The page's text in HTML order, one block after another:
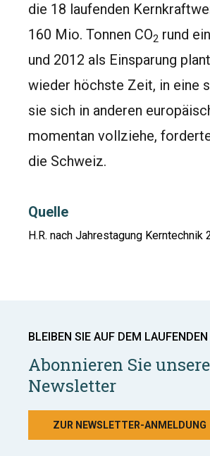
die 18 laufenden
160 Mio. Tonnen CO2 rund
und 2012 als Einsparung
wieder höchste Zeit, in eine
sie sich in anderen
momentan vollziehe,
die Schweiz.
Quelle
H.R. nach Jahrestagung
BLEIBEN SIE AUF DEM LAUFENDEN
Abonnieren Sie
Newsletter
ZUR NEWSLETTER-ANMELDUNG